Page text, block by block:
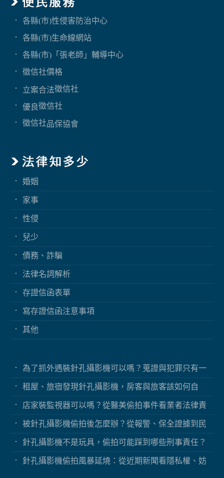
各縣(市)性侵害防治中心
各縣(市)生命線網站
各縣(市)「張老師」輔導中心
徵信社價格
立案合法徵信社
優良徵信社
徵信社品保協會
婚姻
家事
性侵
兒少
債務、詐騙
法律名詞解析
存證信函表單
寫存證信函注意事項
其他
為了抓外遇裝針孔攝影機可以嗎？蒐證與犯罪只有一
線之隔
租屋、旅宿發現針孔攝影機，房客與旅客該如何自
保？
店家裝監視器可以嗎？從醫美偷拍事件看業者法律責
任
被針孔攝影機偷拍後怎麼辦？從報警、保全證據到民
事求償
針孔攝影機不是玩具，偷拍可能踩到哪些刑事責任？
針孔攝影機偷拍風暴延燒：從近期新聞看隱私權、妨